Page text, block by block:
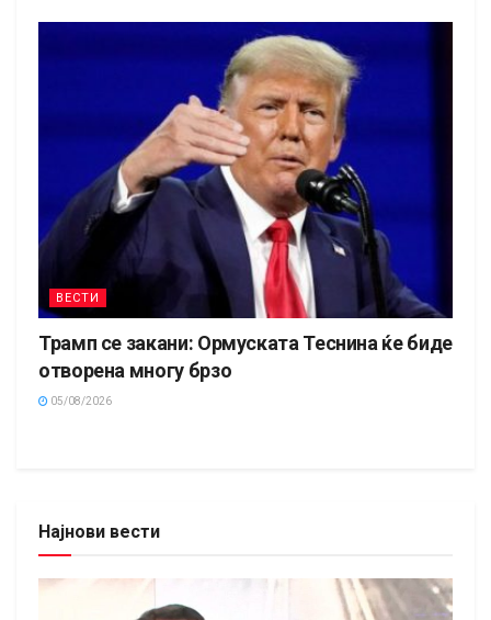
ВЕСТИ
Трамп се закани: Ормуската Теснина ќе биде
отворена многу брзо
05/08/2026
Најнови вести